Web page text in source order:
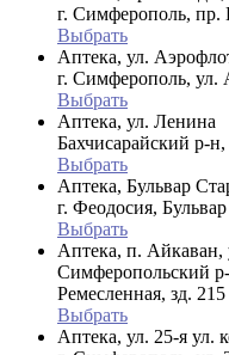
г. Симферополь, пр.
Выбрать
Аптека, ул.
г. Симферополь, ул.
Выбрать
Аптека, ул. Ленина
Бахчисарайский р-
Выбрать
Аптека, Бульвар
г. Феодосия,
Выбрать
Аптека, п. Айкаван,
Симферопольский
Ремесленная, зд. 215
Выбрать
Аптека, ул. 25-я ул.